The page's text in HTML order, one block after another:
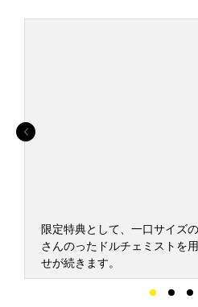
限定特典として、一口サイズ
さんのったドルチェミストを
せが続きます。